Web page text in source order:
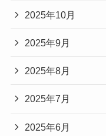
2025年10月
2025年9月
2025年8月
2025年7月
2025年6月